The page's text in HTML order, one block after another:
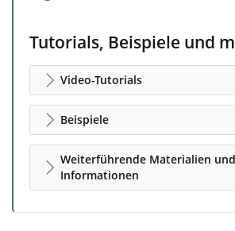
Tutorials, Beispiele und
Video-Tutorials
Beispiele
Weiterführende Materialien und
Informationen